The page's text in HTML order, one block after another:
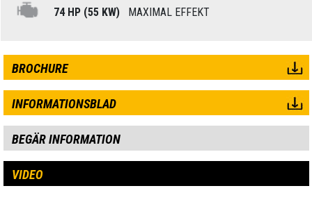
74 HP (55 KW) MAXIMAL EFFEKT
BROCHURE
INFORMATIONSBLAD
BEGÄR INFORMATION
VIDEO